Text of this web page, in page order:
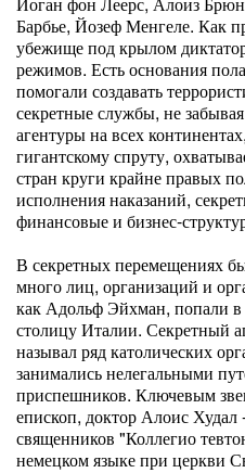
Барбье, Йозеф Менгеле. Как
убежище под крылом
режимов. Есть основания
помогали создавать
секретные службы, не
агентуры на всех
гигантскому спруту,
стран круги крайне правых
исполнения наказаний,
финансовые и бизнес-
В секретных перемещениях
много лиц, организаций и
как Адольф Эйхман, попали
столицу Италии. Секретный
называл ряд католических
занимались нелегальными
приспешников. Ключевым
епископ, доктор Алоис Худал
священников "Коллегио
немецком языке при церкви